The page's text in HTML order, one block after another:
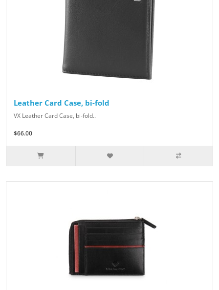
Leather Card Case, bi-fold
VX Leather Card Case, bi-fold..
$66.00